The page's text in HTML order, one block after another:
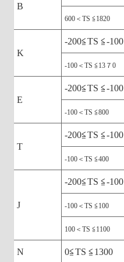
B
600＜TS ≦1820
K
-200≦TS ≦-100
-100＜TS ≦13７0
E
-200≦TS ≦-100
-100＜TS ≦800
T
-200≦TS ≦-100
-100＜TS ≦400
J
-200≦TS ≦-100
-100＜TS ≦100
100＜TS ≦1100
N 0≦TS ≦1300